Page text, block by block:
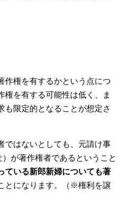
作権を有するかという点につ
権を有する可能性は低く、ま
も限定的となることが想定さ
ではないとしても、元請け事
が著作権者であるということ
ている新郎新婦についても著
とになります。（※権利を譲